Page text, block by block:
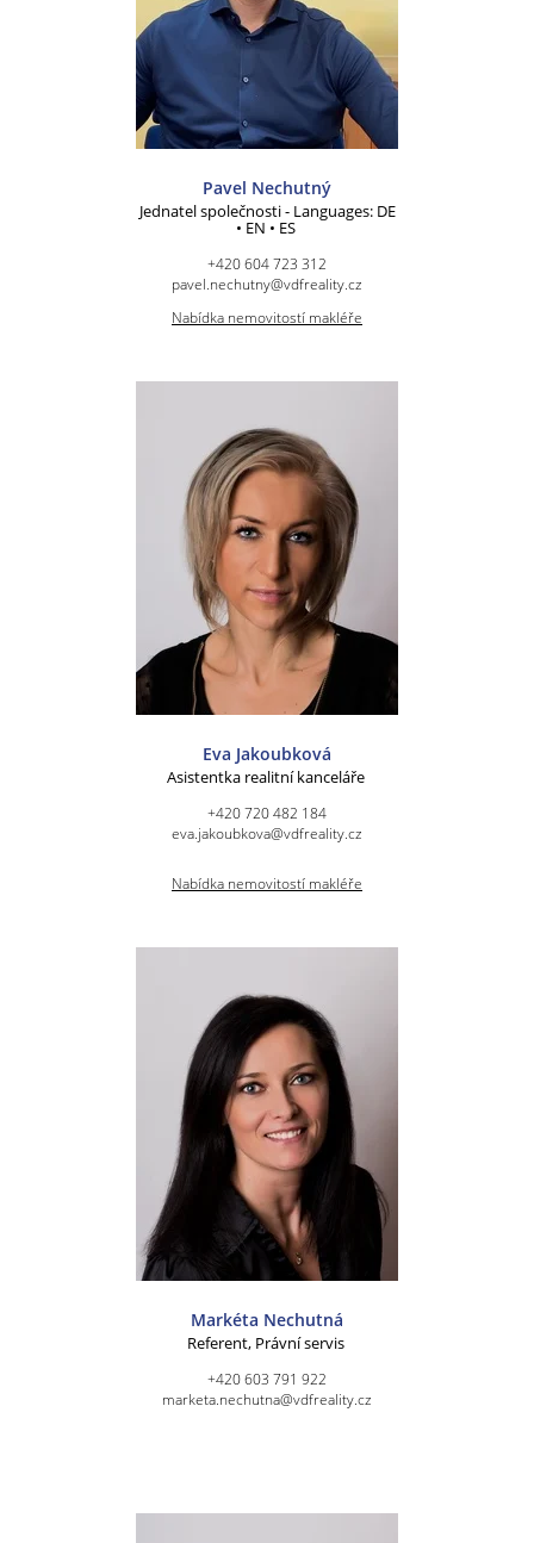
Pavel Nechutný
Jednatel společnosti - Languages: DE
• EN • ES
+420 604 723 312
pavel.nechutny@vdfreality.cz
Nabídka nemovitostí makléře
Eva Jakoubková
Asistentka realitní kanceláře
+420 720 482 184
eva.jakoubkova@vdfreality.cz
Nabídka nemovitostí makléře
Markéta Nechutná
Referent, Právní servis
+420 603 791 922
marketa.nechutna@vdfreality.cz